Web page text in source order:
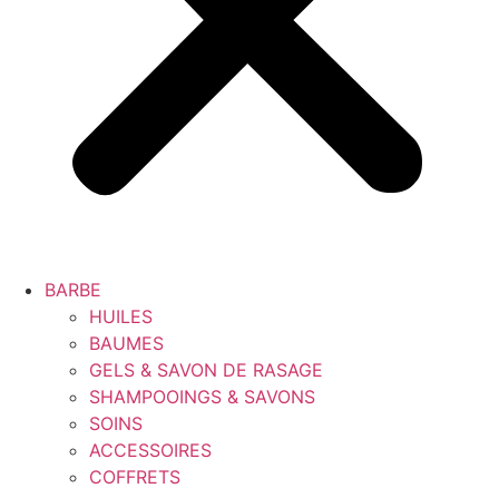
BARBE
HUILES
BAUMES
GELS & SAVON DE RASAGE
SHAMPOOINGS & SAVONS
SOINS
ACCESSOIRES
COFFRETS